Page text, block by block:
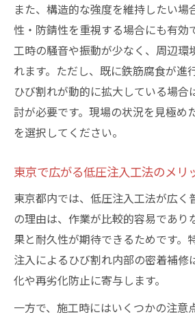
また、構造的な強度を維持したい場
性・防錆性を重視する場合にも有効
工時の騒音や振動が少なく、周辺環
れます。ただし、既に鉄筋腐食が進
ひび割れが動的に拡大している場合
討が必要です。現場の状況を見極め
を選択してください。
東京で広がる低圧注入工法のメリ
東京都内では、低圧注入工法が広く
の理由は、作業が比較的容易であり
果と耐久性が期待できるためです。
注入によるひび割れ内部の密着補修
化や再劣化防止に寄与します。
一方で、施工時にはいくつかの注意